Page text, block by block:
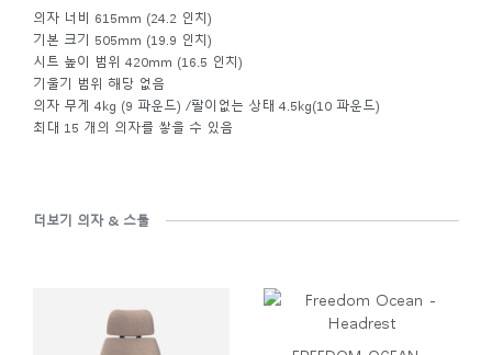
의자 너비 615mm (24.2 인치)
기본 크기 505mm (19.9 인치)
시트 높이 범위 420mm (16.5 인치)
기울기 범위 해당 없음
의자 무게 4kg (9 파운드) /팔이없는 상태 4.5kg(10 파운드)
최대 15 개의 의자를 쌓을 수 있음
더보기 의자 & 스툴